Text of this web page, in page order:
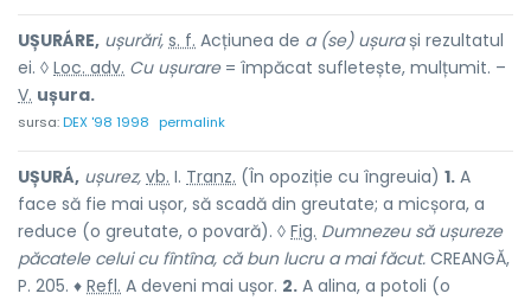
UȘURÁRE, ușurări, s. f. Acțiunea de a (se) ușurași rezultatul
ei. ◊ Loc. adv. Cu ușurare= împăcat sufletește, mulțumit. –
V. ușura.
sursa:DEX '98 1998 permalink
UȘURÁ, ușurez, vb. I. Tranz. (În opoziție cu îngreuia) 1. A
face să fie mai ușor, să scadă din greutate; a micșora, a
reduce (o greutate, o povară). ◊ Fig. Dumnezeu să ușureze
păcatele celui cu fîntîna, că bun lucru a mai făcut. CREANGĂ,
P. 205. ♦ Refl. A deveni mai ușor. 2. A alina, a potoli (o